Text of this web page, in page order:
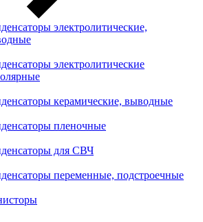
электролитические,
электролитические
керамические, выводные
пленочные
для СВЧ
переменные, подстроечные